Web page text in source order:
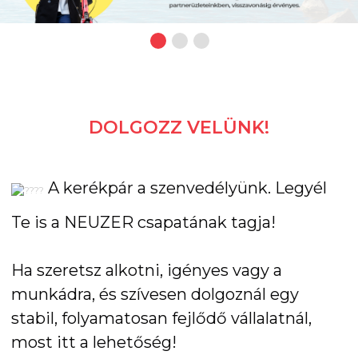
DOLGOZZ VELÜNK!
A kerékpár a szenvedélyünk. Legyél
Te is a NEUZER csapatának tagja!
Ha szeretsz alkotni, igényes vagy a
munkádra, és szívesen dolgoznál egy
stabil, folyamatosan fejlődő vállalatnál,
most itt a lehetőség!